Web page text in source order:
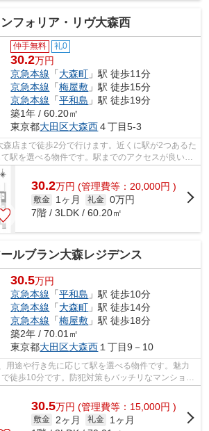
フォリア・リヴ大森西
仲手無料 礼0
30.2万円
京急本線 「大森町 」駅 徒歩11分
京急本線 「梅屋敷 」駅 徒歩15分
京急本線 「平和島 」駅 徒歩19分
築1年 / 60.20㎡
東京都大田区大森西４丁目5-3
店まで徒歩2分で行けます。近くに駅が2つあるた
駅を選べる物件です。駅までのアクセスが良い、
る物件です...
30.2万円 (管理費等：20,000円 )
敷金 1ヶ月 礼金 0万円
7階 / 3LDK / 60.20㎡
ルブラン大森レジデンス
30.5万円
京急本線 「平和島 」駅 徒歩10分
京急本線 「大森町 」駅 徒歩14分
京急本線 「梅屋敷 」駅 徒歩18分
築2年 / 70.01㎡
東京都大田区大森西１丁目9－10
用途や行き先に応じて駅を選べる物件です。魅力
徒歩10分です。防犯対策もバッチリなマンション
用をカードで...
30.5万円 (管理費等：15,000円 )
敷金 2ヶ月 礼金
1ヶ月